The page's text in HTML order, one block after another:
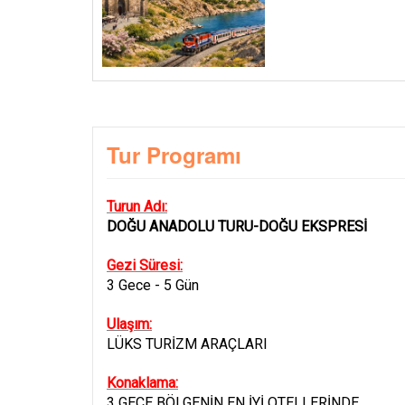
Tur Programı
Turun Adı:
DOĞU ANADOLU TURU-DOĞU EKSPRESİ
Gezi Süresi:
3 Gece - 5 Gün
Ulaşım:
LÜKS TURİZM ARAÇLARI
Konaklama: